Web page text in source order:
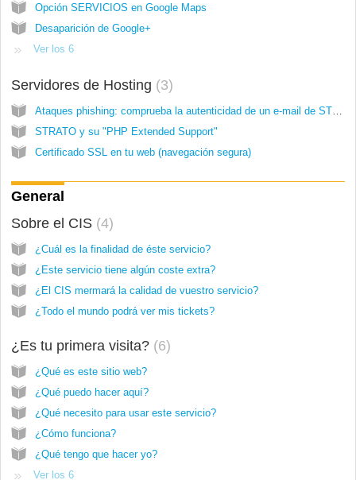
Opción SERVICIOS en Google Maps
Desaparición de Google+
Ver los 6
Servidores de Hosting 3
STRATO y su "PHP Extended Support"
Certificado SSL en tu web (navegación segura)
General
Sobre el CIS 4
¿Cuál es la finalidad de éste servicio?
¿Este servicio tiene algún coste extra?
¿El CIS mermará la calidad de vuestro servicio?
¿Todo el mundo podrá ver mis tickets?
¿Es tu primera visita? 6
¿Qué es este sitio web?
¿Qué puedo hacer aquí?
¿Qué necesito para usar este servicio?
¿Cómo funciona?
¿Qué tengo que hacer yo?
Ver los 6